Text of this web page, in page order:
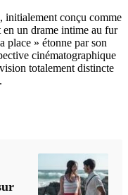
initialement conçu comme
un drame intime au fur
place » étonne par son
cinématographique
totalement distincte